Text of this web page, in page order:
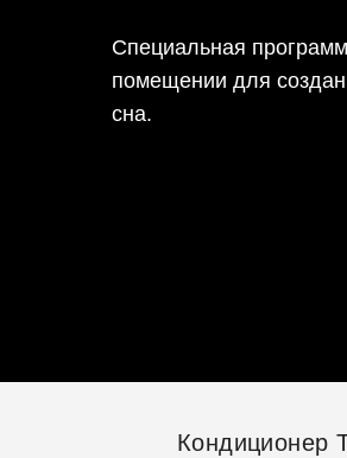
Специальная
помещении для
сна.
Кондиционер